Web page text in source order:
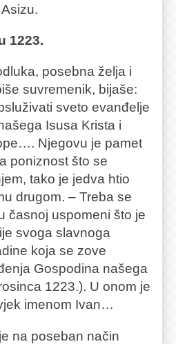
1223.
posebna želja i
suvremenik, bijaše:
sveto evanđelje
Isusa Krista i
Njegovu je pamet
poniznost što se
tako je jedva htio
drugom. – Treba se
časnoj uspomeni što je
svoga slavnoga
koja se zove
Gospodina našega
1223.). U onom je
imenom Ivan…
na poseban način